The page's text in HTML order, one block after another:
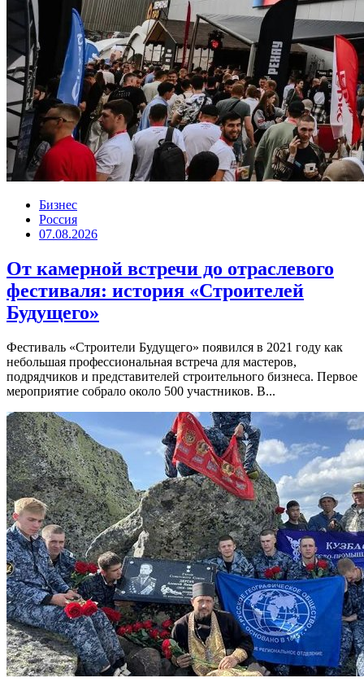
Бизнес
Россия
07.08.2026
От камерной встречи до отраслевого
фестиваля: история «Строителей
Будущего»
Фестиваль «Строители Будущего» появился в 2021 году как
небольшая профессиональная встреча для мастеров,
подрядчиков и представителей строительного бизнеса. Первое
мероприятие собрало около 500 участников. В...